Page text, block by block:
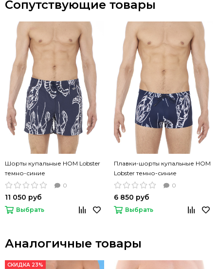
Сопутствующие товары
Шорты купальные HOM Lobster
темно-синие
0
11 050 руб
Выбрать
Плавки-шорты купальные HOM
Lobster темно-синие
0
6 850 руб
Выбрать
Аналогичные товары
СКИДКА 23%